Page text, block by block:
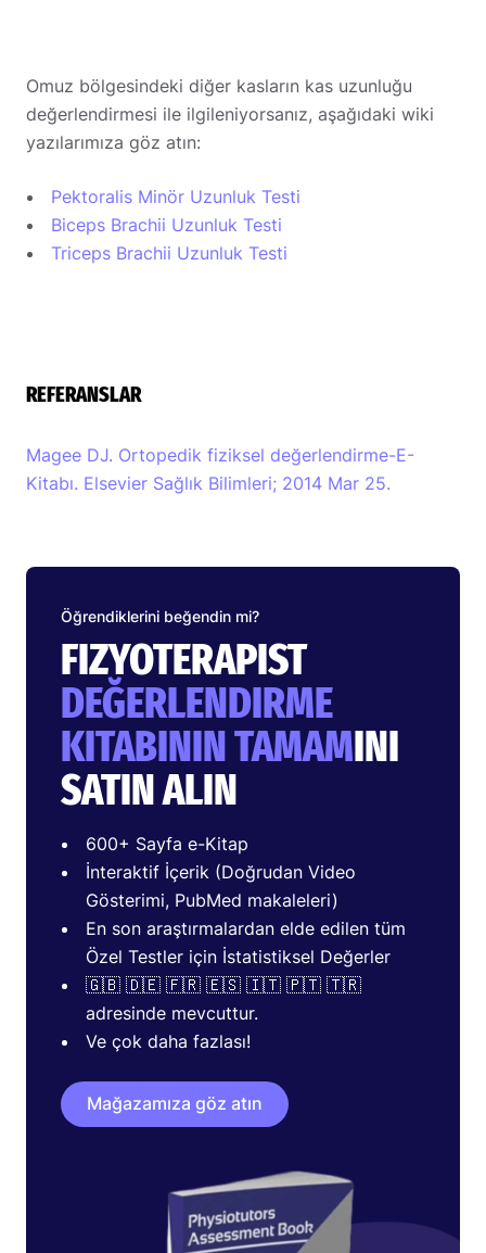
Omuz bölgesindeki diğer kasların kas uzunluğu
değerlendirmesi ile ilgileniyorsanız, aşağıdaki wiki
yazılarımıza göz atın:
Pektoralis Minör Uzunluk Testi
Biceps Brachii Uzunluk Testi
Triceps Brachii Uzunluk Testi
REFERANSLAR
Magee DJ. Ortopedik fiziksel değerlendirme-E-
Kitabı. Elsevier Sağlık Bilimleri; 2014 Mar 25.
Öğrendiklerini beğendin mi?
FIZYOTERAPIST
DEĞERLENDIRME
KITABININ TAMAMINI
SATIN ALIN
600+ Sayfa e-Kitap
İnteraktif İçerik (Doğrudan Video
Gösterimi, PubMed makaleleri)
En son araştırmalardan elde edilen tüm
Özel Testler için İstatistiksel Değerler
🇬🇧 🇩🇪 🇫🇷 🇪🇸 🇮🇹 🇵🇹 🇹🇷
adresinde mevcuttur.
Ve çok daha fazlası!
Mağazamıza göz atın